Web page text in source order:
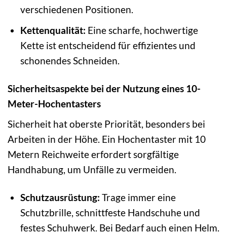
verschiedenen Positionen.
Kettenqualität: Eine scharfe, hochwertige
Kette ist entscheidend für effizientes und
schonendes Schneiden.
Sicherheitsaspekte bei der Nutzung eines 10-
Meter-Hochentasters
Sicherheit hat oberste Priorität, besonders bei
Arbeiten in der Höhe. Ein Hochentaster mit 10
Metern Reichweite erfordert sorgfältige
Handhabung, um Unfälle zu vermeiden.
Schutzausrüstung: Trage immer eine
Schutzbrille, schnittfeste Handschuhe und
festes Schuhwerk. Bei Bedarf auch einen Helm.